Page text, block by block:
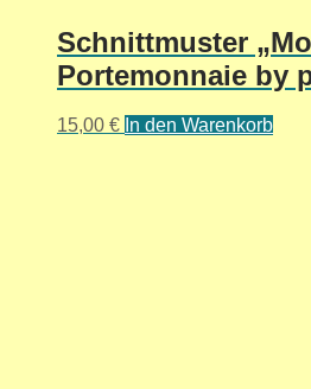
Schnittmuster
Portemonnaie by
15,00 € In den Warenkorb